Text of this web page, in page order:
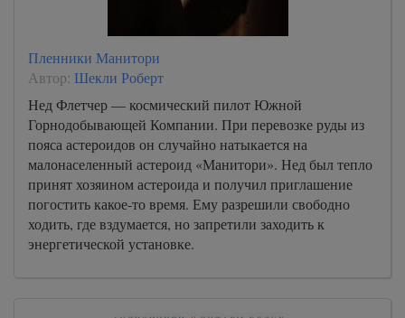
Пленники Манитори
Автор: Шекли Роберт
Нед Флетчер — космический пилот Южной
Горнодобывающей Компании. При перевозке руды из
пояса астероидов он случайно натыкается на
малонаселенный астероид «Манитори». Нед был тепло
принят хозяином астероида и получил приглашение
погостить какое-то время. Ему разрешили свободно
ходить, где вздумается, но запретили заходить к
энергетической установке.